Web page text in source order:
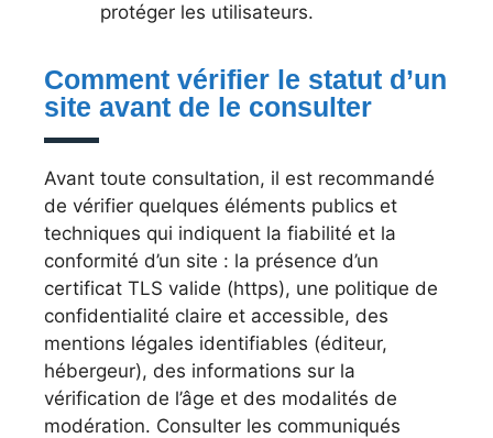
protéger les utilisateurs.
Comment vérifier le statut d’un
site avant de le consulter
Avant toute consultation, il est recommandé
de vérifier quelques éléments publics et
techniques qui indiquent la fiabilité et la
conformité d’un site : la présence d’un
certificat TLS valide (https), une politique de
confidentialité claire et accessible, des
mentions légales identifiables (éditeur,
hébergeur), des informations sur la
vérification de l’âge et des modalités de
modération. Consulter les communiqués